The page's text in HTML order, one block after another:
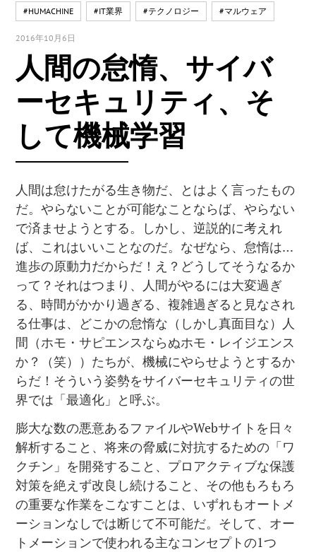
#HUMACHINE #IT業界 #テクノロジー #マルウェア
2016年10月6日
人間の怠惰、サイバ
ーセキュリティ、そ
して機械学習
人間は怠けたがる生き物だ、とはよく言ったもの
だ。やらないことが可能なことならば、やらない
で済ませようとする。しかし、逆説的に考えれ
ば、これはいいことなのだ。なぜなら、怠惰は…
進歩の原動力だからだ！え？どうしてそうなるか
って？それはつまり、人間がやるには大変過ぎ
る、時間がかかり過ぎる、複雑過ぎると見なされ
る仕事は、どこかの怠惰な（しかし真面目な）人
間（ホモ・サピエンスならぬホモ・レイジエンス
か？（笑））たちが、機械にやらせようとするか
らだ！そういう姿勢をサイバーセキュリティの世
界では「最適化」と呼ぶ。
膨大な数の悪意あるファイルやWebサイトを日々
解析すること、将来の脅威に対抗するための「ワ
クチン」を開発すること、プロアクティブな保護
対策を絶えず改良し続けること、その他もろもろ
の重要な作業をこなすことは、いずれもオートメ
ーションなしでは断じて不可能だ。そして、オー
トメーションで使われる主なコンセプトの1つ